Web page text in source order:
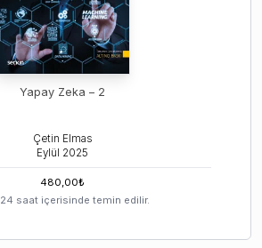
Yapay Zeka – 2
Çetin Elmas
Eylül 2025
480,00₺
24 saat içerisinde temin edilir.